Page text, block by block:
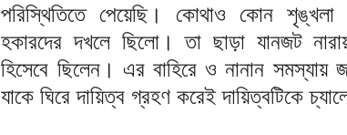
পরিস্থিতিতে পেয়েছি। কোথাও কোন শৃঙ্খলা
হকারদের দখলে ছিলো। তা ছাড়া যানজট
হিসেবে ছিলেন। এর বাহিরে ও নানান সমস্যায়
যাকে ঘিরে দায়িত্ব গ্রহণ করেই দায়িত্বটিকে